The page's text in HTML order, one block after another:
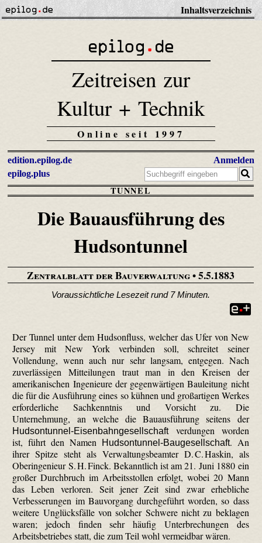
Inhaltsverzeichnis
Zeitreisen zur
Kultur + Technik
Online seit 1997
edition.epilog.de
epilog.plus
Anmelden
TUNNEL
Die Bauausführung des
Hudsontunnel
Zentralblatt der Bauverwaltung• 5.5.1883
Voraussichtliche Lesezeit rund 7 Minuten.
Der Tunnel unter dem Hudson­fluss, welcher das Ufer von New
Jersey mit New York verbinden soll, schreitet seiner
Vollendung, wenn auch nur sehr langsam, entgegen. Nach
zuverlässigen Mitteilungen traut man in den Kreisen der
amerikanischen Ingenieure der gegenwärtigen Bauleitung nicht
die für die Ausführung eines so kühnen und großartigen Werkes
erforderliche Sachkenntnis und Vorsicht zu. Die
Unternehmung, an welche die Bauausführung seitens der
Hudson­tunnel-Eisenbahn­gesell­schaftverdungen worden
ist, führt den Namen
Hudson­tunnel-Bau­gesell­schaft. An
ihrer Spitze steht als Verwaltungsbeamter D. C. Haskin, als
Oberingenieur S. H. Finck. Bekanntlich ist am 21. Juni 1880 ein
großer Durchbruch im Arbeitsstollen erfolgt, wobei 20 Mann
das Leben verloren. Seit jener Zeit sind zwar erhebliche
Verbesserungen im Bauvorgang durchgeführt worden, so dass
weitere Unglücksfälle von solcher Schwere nicht zu beklagen
waren; jedoch finden sehr häufig Unterbrechungen des
Arbeitsbetriebes statt, die zum Teil wohl vermeidbar wären.